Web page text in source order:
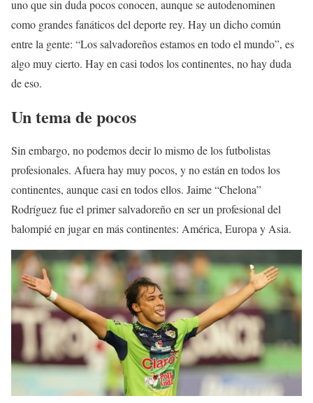
uno que sin duda pocos conocen, aunque se autodenominen
como grandes fanáticos del deporte rey. Hay un dicho común
entre la gente: “Los salvadoreños estamos en todo el mundo”, es
algo muy cierto. Hay en casi todos los continentes, no hay duda
de eso.
Un tema de pocos
Sin embargo, no podemos decir lo mismo de los futbolistas
profesionales. Afuera hay muy pocos, y no están en todos los
continentes, aunque casi en todos ellos. Jaime “Chelona”
Rodríguez fue el primer salvadoreño en ser un profesional del
balompié en jugar en más continentes: América, Europa y Asia.